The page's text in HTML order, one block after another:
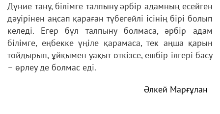
Дүние тану, білімге талпыну әрбір адамның есейген
дәуірінен аңсап қараған түбегейлі ісінің бірі болып
келеді. Егер бұл талпыну болмаса, әрбір адам
білімге, еңбекке үңіле қарамаса, тек аңша қарын
тойдырып, ұйқымен уақыт өткізсе, ешбір ілгері басу
– өрлеу де болмас еді.
Әлкей Марғұлан